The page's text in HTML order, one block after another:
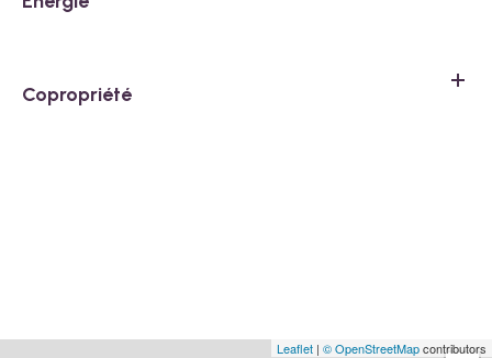
Copropriété
Leaflet | © OpenStreetMapcontributors